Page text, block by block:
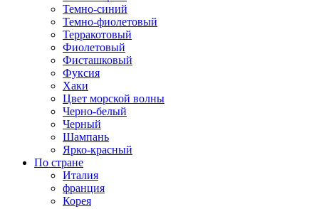
Темно-синий
Темно-фиолетовый
Терракотовый
Фиолетовый
Фисташковый
Фуксия
Хаки
Цвет морской волны
Черно-белый
Черный
Шампань
Ярко-красный
По стране
Италия
франция
Корея